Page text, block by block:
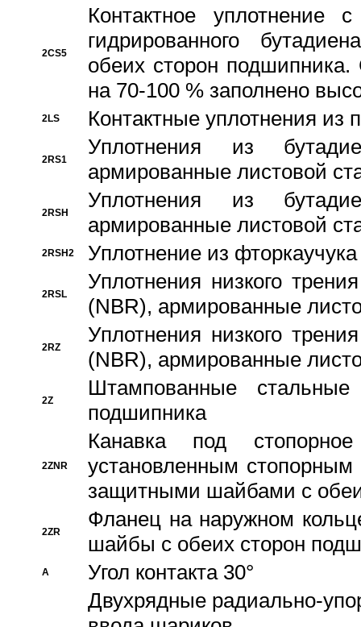
2CS5
Контактное уплотнение
гидрированного
обеих сторон
на 70-100 % заполнено
2LS Контактные уплотнения из
2RS1
Уплотнения из
армированные листовой
2RSH
Уплотнения из
армированные листовой
2RSH2 Уплотнение из
2RSL
Уплотнения низкого
(NBR), армированные
2RZ
Уплотнения низкого
(NBR), армированные
2Z
Штампованные
подшипника
2ZNR
Канавка под
установленным
защитными шайбами с
2ZR
Фланец на наружном
шайбы с обеих сторон
A
Угол контакта 30°
Двухрядные радиально-